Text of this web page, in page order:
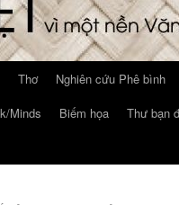
Thơ Nghiên cứu Phê bình
Minds Biếm họa Thư bạn